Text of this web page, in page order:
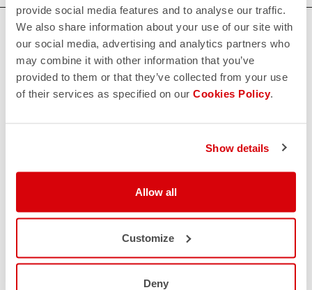
provide social media features and to analyse our traffic.
We also share information about your use of our site with
our social media, advertising and analytics partners who
may combine it with other information that you’ve
provided to them or that they’ve collected from your use
of their services as specified on our Cookies Policy.
Show details
Allow all
Customize
Deny
BRAUCHEN SIE HILFE?
Wenn Sie Zweifel haben oder Unterstützung brauchen, keine
Sorge, wir sind für Sie da!
Klicken Sie hier.
RÜCKSENDUNGEN UND ERSTATTUNGEN
innerhalb von 30 Tagen nach der Lieferung
Entdecken Sie die Rückgabebedingungen
quizHaben Sie noch weitere Fragen?
Kein Problem, wir haben alle Antworten!